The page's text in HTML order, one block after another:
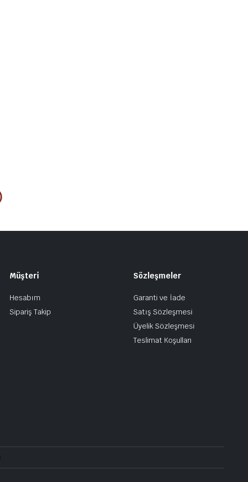
Müşteri
Hesabım
Sipariş Takip
Sözleşmeler
Garanti ve İade
Satış Sözleşmesi
Üyelik Sözleşmesi
Teslimat Koşulları